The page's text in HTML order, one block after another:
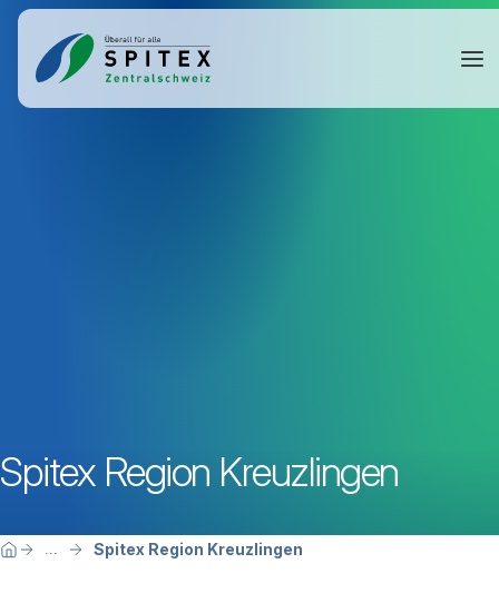
Spitex Region Kreuzlingen
Breadcrumbnavigation
Sie befinden sich hier:
Home ... Spitex Region Kreuzlingen